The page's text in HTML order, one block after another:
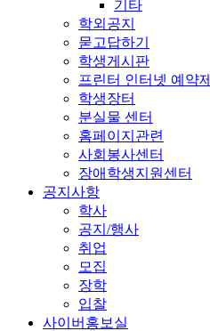
기타
학외공지
묻고답하기
학생게시판
프린터 인터넷 예약제
학생장터
분실물 센터
홈페이지관련
사회봉사센터
장애학생지원센터
공지사항
학사
공지/행사
취업
모집
장학
입찰
사이버홍보실